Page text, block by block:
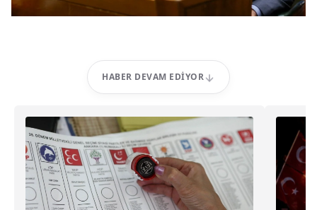
HABER DEVAM EDIYOR